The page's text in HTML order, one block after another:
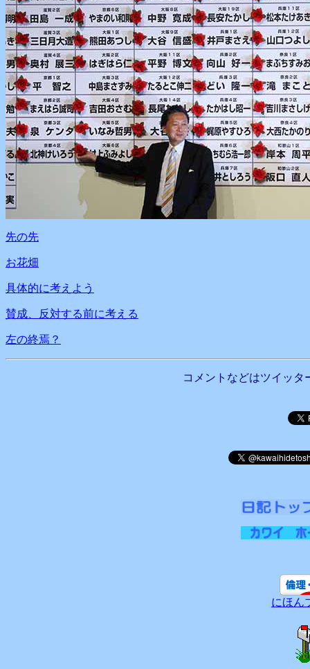
先の先
お花畑
具体的に考えよう
賛成、反対する前に考える
左の終焉？
コメントなどはツイッタ
にほん